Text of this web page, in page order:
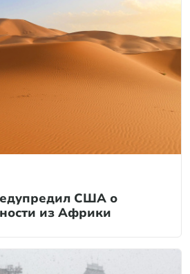
США о
из Африки